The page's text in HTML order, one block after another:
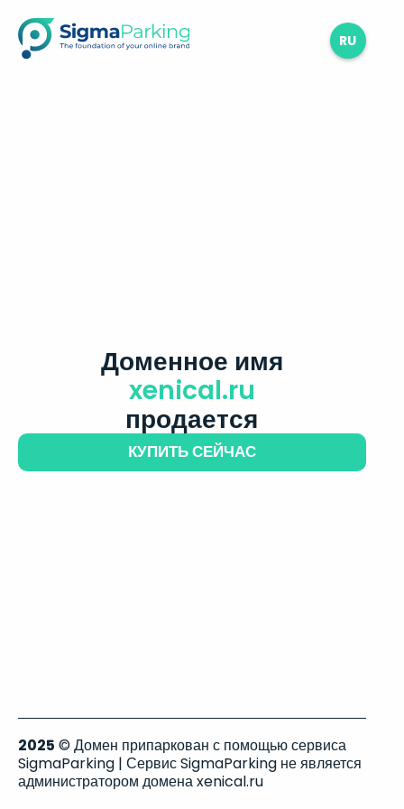
RU
Доменное имя
xenical.ru
продается
КУПИТЬ СЕЙЧАС
2025 © Домен припаркован с помощью сервиса
SigmaParking | Сервис SigmaParking не является
администратором домена xenical.ru